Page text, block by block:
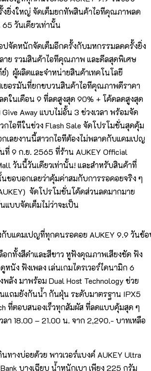
งยิ่งใหญ่ จัดเต็มยกทัพสินค้าไอทีคุณภาพลด
วันเดียวเท่านั้น
ปจัดหนักจัดเต็มอีกครั้งกับมหกรรมลดครั้งยิ่ง
ย รวมสินค้าไอทีคุณภาพ และดีลสุดพิเศษ
) ผู้ผลิตและจำหน่ายสินค้าเทคโนโลยี
ยอรมันที่ยกขบวนสินค้าไอทีคุณภาพดีราคา
ในเดือน 9 ที่ลดสูงสุด 90% + โค้ดลดสูงสุด
Away แบบไม่อั้น 3 ช่วงเวลา พร้อมจัด
กไอทีในช่วง Flash Sale จัดโปรโมชั่นสุดคุ้ม
เลยงานนี้สาวกไอทีต้องไม่พลาดกับแคมเปญ
ที่ 9 ก.ย. 2565 ที่ร้าน AUKEY Official
วันนี้วันเดียวเท่านั้น! และสำหรับสินค้าที่
ขอบอกเลยว่าคุ้มค่าสมกับการรอคอยจริง ๆ
จัดโปรโมชั่นโค้ดส่วนลดมากมาย
แบบจัดเต็มไม่ว่าจะเป็น
บแคมเปญที่ทุกคนรอคอย AUKEY 9.9 วันช้
อกทั้งสีดำและสีขาว หูฟังคุณภาพเสียงชัด ฟัง
นัง ฟังเพลง เล่นเกมไดรเวอร์ไดนามิก 6
พลัง มาพร้อม Dual Host Technology ช่วย
ถมยังกันน้ำ กันฝุ่น ระดับมาตรฐาน IPX5
ที่ตอบสนองเร็วทุกสัมผัส ที่ลดแบบคุ้มสุด ๆ
ลา 18.00 – 21.00 น. จาก 2,290.- บาทเหลือ
นทางบ่อยด้วย พาวเวอร์แบงค์ AUKEY Ultra
บางเฉียบ น้ำหนักเบา เพียง 225 กรัม